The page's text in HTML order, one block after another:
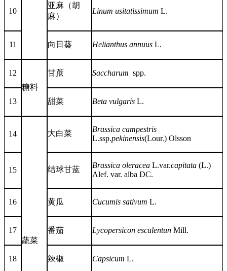
10
亚麻（胡
麻）
Linum usitatissimum L.
11 向日葵 Helianthus annuusL.
12
糖料
甘蔗 Saccharumspp.
13 甜菜 Beta vulgaris L.
14
蔬菜
大白菜
Brassica campestris
L.ssp.pekinensis(Lour.) Olsson
15 结球甘蓝 Brassica oleracea L.var.capitata (L.)
Alef. var. alba DC.
16 黄瓜 Cucumis sativum L.
17 番茄 Lycopersicon esculentunMill.
18 辣椒 CapsicumL.